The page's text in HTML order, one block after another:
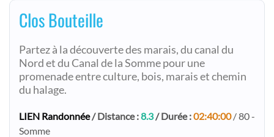
Clos Bouteille
Partez à la découverte des marais, du canal du
Nord et du Canal de la Somme pour une
promenade entre culture, bois, marais et chemin
du halage.
LIEN Randonnée/ Distance :8.3/ Durée :02:40:00/ 80 -
Somme